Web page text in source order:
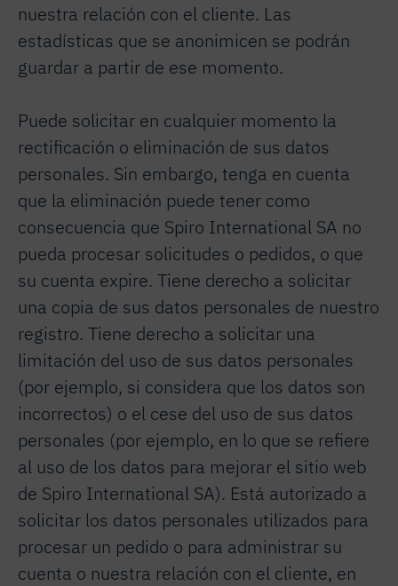
nuestra relación con el cliente. Las
estadísticas que se anonimicen se podrán
guardar a partir de ese momento.
Puede solicitar en cualquier momento la
rectificación o eliminación de sus datos
personales. Sin embargo, tenga en cuenta
que la eliminación puede tener como
consecuencia que Spiro International SA no
pueda procesar solicitudes o pedidos, o que
su cuenta expire. Tiene derecho a solicitar
una copia de sus datos personales de nuestro
registro. Tiene derecho a solicitar una
limitación del uso de sus datos personales
(por ejemplo, si considera que los datos son
incorrectos) o el cese del uso de sus datos
personales (por ejemplo, en lo que se refiere
al uso de los datos para mejorar el sitio web
de Spiro International SA). Está autorizado a
solicitar los datos personales utilizados para
procesar un pedido o para administrar su
cuenta o nuestra relación con el cliente, en